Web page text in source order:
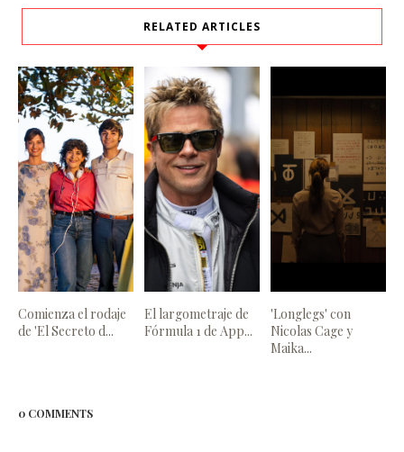
RELATED ARTICLES
Comienza el rodaje
de 'El Secreto d...
El largometraje de
Fórmula 1 de App...
'Longlegs' con
Nicolas Cage y
Maika...
0 COMMENTS